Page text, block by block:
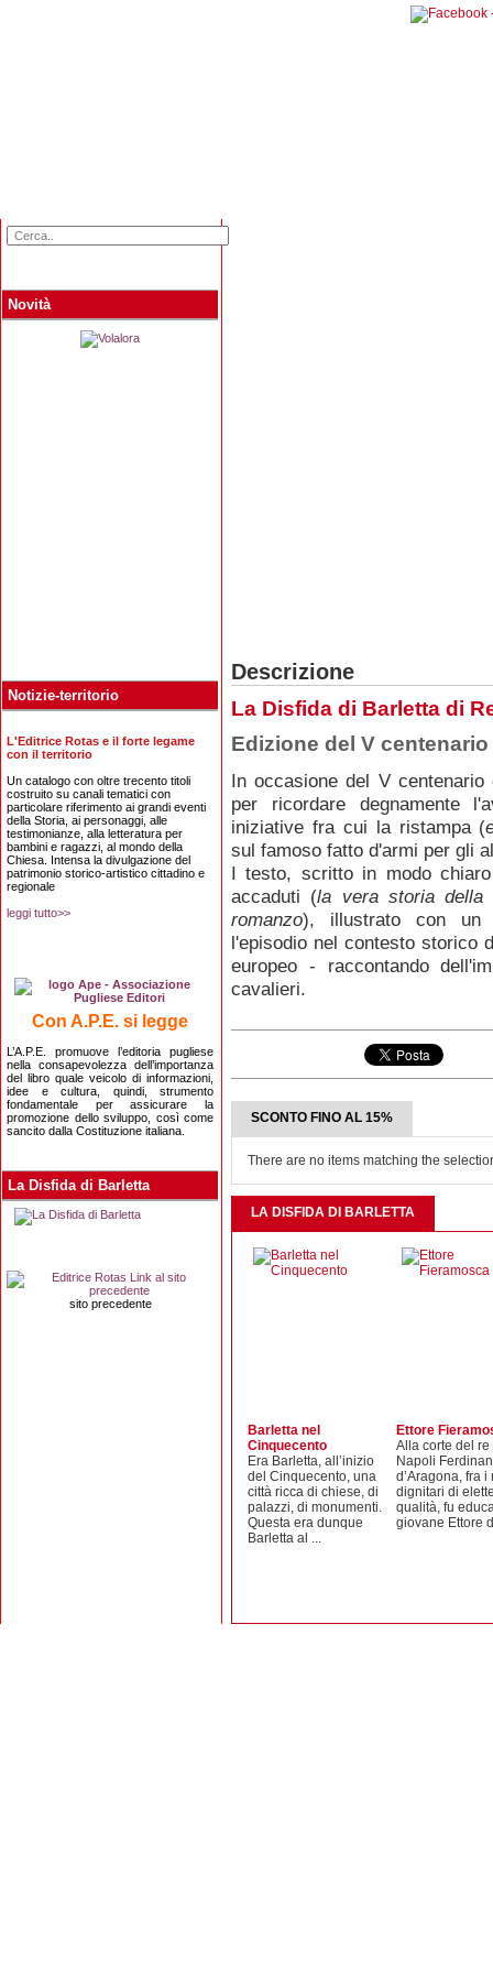
Novità
Notizie-territorio
L'Editrice Rotas e il forte legame
con il territorio
Un catalogo con oltre trecento titoli
costruito su canali tematici con
particolare riferimento ai grandi eventi
della Storia, ai personaggi, alle
testimonianze, alla letteratura per
bambini e ragazzi, al mondo della
Chiesa. Intensa la divulgazione del
patrimonio storico-artistico cittadino e
regionale
leggi tutto>>
Con A.P.E. si legge
L’A.P.E. promuove l’editoria pugliese
nella consapevolezza dell’importanza
del libro quale veicolo di informazioni,
idee e cultura, quindi, strumento
fondamentale per assicurare la
promozione dello sviluppo, così come
sancito dalla Costituzione italiana.
La Disfida di Barletta
sito precedente
Descrizione
La Disfida di Barletta di
Edizione del V centenario
In occasione del V
per ricordare degnamente
iniziative fra cui la ristampa (
sul famoso fatto d'armi per gli
I testo, scritto in modo
accaduti (la vera storia della
romanzo), illustrato con un
l'episodio nel contesto storico
europeo - raccontando
cavalieri.
SCONTO FINO AL 15%
There are no items matching the
LA DISFIDA DI BARLETTA
Barletta nel
Cinquecento
Era Barletta, all’inizio
del Cinquecento, una
città ricca di chiese, di
palazzi, di monumenti.
Questa era dunque
Barletta al ...
Ettore
Alla corte del re
Napoli
d’Aragona, fra i
dignitari di
qualità, fu
giovane Ettore